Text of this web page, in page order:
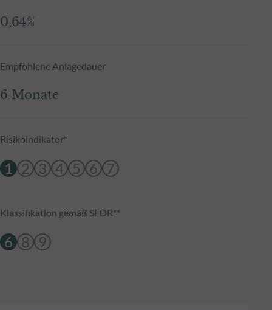
0,64%
Empfohlene Anlagedauer
6 Monate
Risikoindikator*
1 2 3 4 5 6 7
Klassifikation gemäß SFDR**
6 8 9